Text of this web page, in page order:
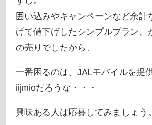
囲い込みやキャンペーンなど余計
げて値下げしたシンプルプラン、
の売りでしたから。
一番困るのは、JALモバイルを提
iijmioだろうな・・・
興味ある人は応募してみましょう。